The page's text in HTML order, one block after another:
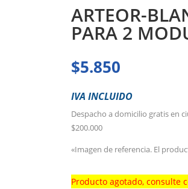
ARTEOR-
PARA 2
$5.850
IVA INCLUIDO
Despacho a domicilio gratis en
$200.000
«Imagen de referencia. El
Producto agotado, consulte